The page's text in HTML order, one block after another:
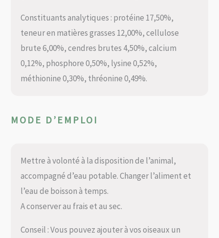
Constituants analytiques : protéine 17,50%,
teneur en matières grasses 12,00%, cellulose
brute 6,00%, cendres brutes 4,50%, calcium
0,12%, phosphore 0,50%, lysine 0,52%,
méthionine 0,30%, thréonine 0,49%.
MODE D’EMPLOI
Mettre à volonté à la disposition de l’animal,
accompagné d’eau potable. Changer l’aliment et
l’eau de boisson à temps.
A conserver au frais et au sec.
Conseil : Vous pouvez ajouter à vos oiseaux un